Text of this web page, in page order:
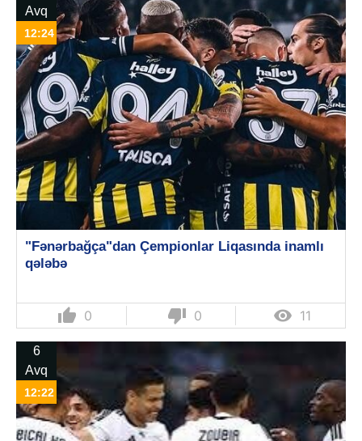
Avq
12:24
"Fənərbağça"dan Çempionlar Liqasında inamlı
qələbə
thumb_up 0 thumb_down 0  11
6
Avq
12:22